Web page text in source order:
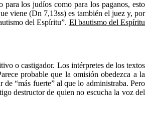
los judíos como para los paganos, esto
viene (Dn 7,13ss) es también el juez y, por
del Espíritu”. El bautismo del Espíritu
o castigador. Los intérpretes de los textos
probable que la omisión obedezca a la
“más fuerte” al que lo administraba. Pero
destructor de quien no escucha la voz del